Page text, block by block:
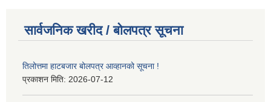
सार्वजनिक खरीद / बोलपत्र सूचना
तिलोत्तमा हाटबजार बोलपत्र आव्हानको सूचना !
प्रकाशन मिति: 2026-07-12